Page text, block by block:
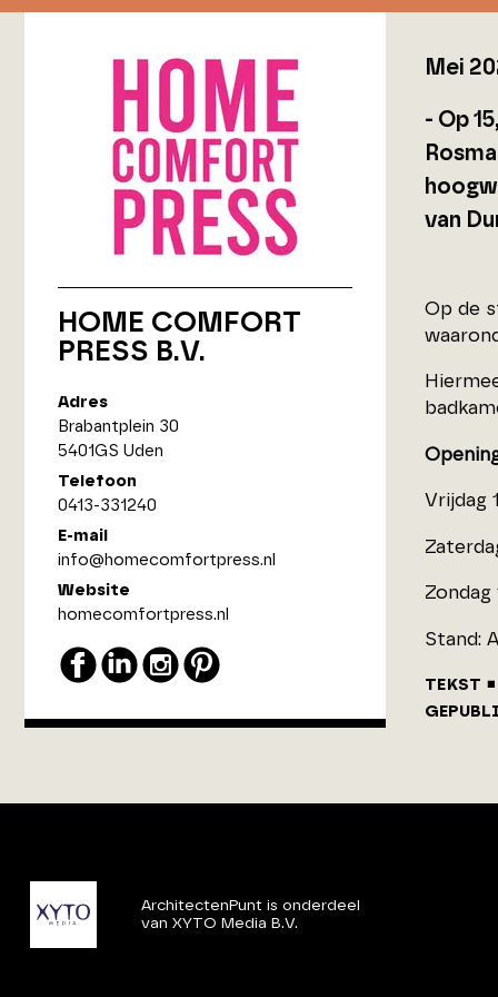
HOME COMFORT
PRESS B.V.
Adres
Brabantplein 30
5401GS Uden
Telefoon
0413-331240
E-mail
info@homecomfortpress.nl
Website
homecomfortpress.nl
Mei
- Op
van
Op de
Vrijdag
Zondag
Stand:
TEKST
ArchitectenPunt is onderdeel
van XYTO Media B.V.